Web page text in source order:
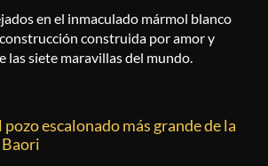
en el inmaculado mármol blanco
construida por amor y
las siete maravillas del mundo.
escalonado más grande de la